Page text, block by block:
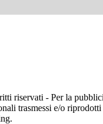
riservati - Per la
trasmessi e/o